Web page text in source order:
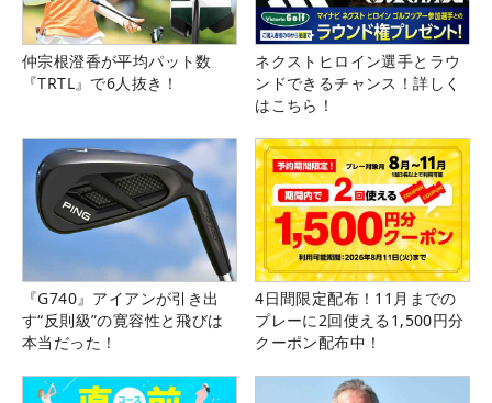
仲宗根澄香が平均パット数
『TRTL』で6人抜き！
ネクストヒロイン選手とラウ
ンドできるチャンス！詳しく
はこちら！
『G740』アイアンが引き出
す“反則級”の寛容性と飛びは
本当だった！
4日間限定配布！11月までの
プレーに2回使える1,500円分
クーポン配布中！